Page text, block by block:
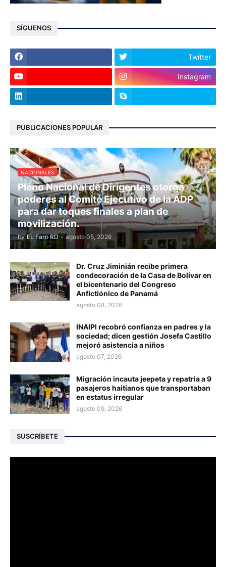
SÍGUENOS
Twitter
Instagram
PUBLICACIONES POPULAR
NACIONALES
Pleno Nacional de Dirigentes otorga
poderes al Comité Ejecutivo de la ADP
para dar toques finales a plan de
movilización.
by EL Faro RD - agosto 05, 2026
Dr. Cruz Jiminián recibe primera
condecoración de la Casa de Bolívar en
el bicentenario del Congreso
Anfictiónico de Panamá
agosto 08, 2026
INAIPI recobró confianza en padres y la
sociedad; dicen gestión Josefa Castillo
mejoró asistencia a niños
agosto 07, 2026
Migración incauta jeepeta y repatria a 9
pasajeros haitianos que transportaban
en estatus irregular
agosto 09, 2026
SUSCRÍBETE